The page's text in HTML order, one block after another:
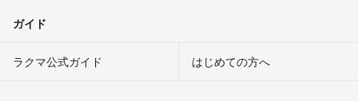
ガイド
ラクマ公式ガイド はじめての方へ